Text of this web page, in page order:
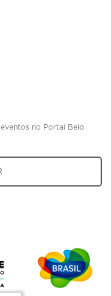
no Portal Belo